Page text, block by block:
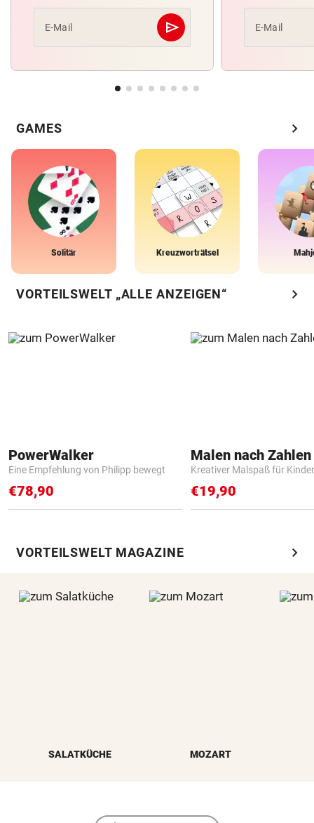
E-Mail send
Abschicken E-Mail
GAMES chevron_right
Solitär Kreuzworträtsel
VORTEILSWELT „ALLE ANZEIGEN“ chevron_right
PowerWalker
Eine Empfehlung von Philipp bewegt
€78,90
Kreativer Malspaß für Kinder
€19,90
VORTEILSWELT MAGAZINE chevron_right
SALATKÜCHE MOZART